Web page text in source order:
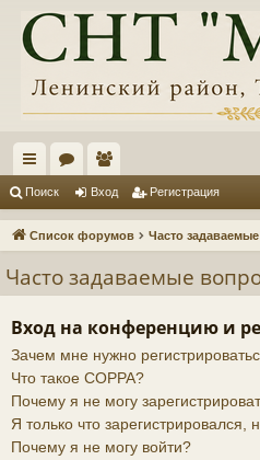
с
ы ум
ол
ьз
ат
ел
и
Поиск Вход Регистрация
Список форумов Часто
Часто задаваемые
Вход на конференцию и
Зачем мне нужно
Что такое COPPA?
Почему я не могу
Я только что зарегистрировался,
Почему я не могу войти?